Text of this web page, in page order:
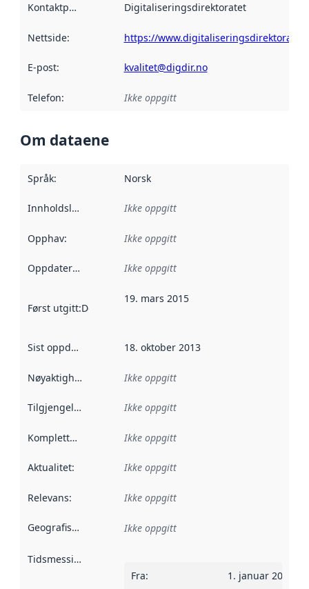
Kontaktpunkt Digitaliseringsdirektoratet
Nettside: https://
E-post: kvalitet@digdir.no
Telefon: Ikke oppgitt
Om dataene
Språk: Norsk
Innholdsleverandører :
Ikke oppgitt
Opphav: Ikke oppgitt
Oppdateringsfrekvens :
Ikke oppgitt
Først utgitt:Denne datoen sier når dataene i dette
19. mars 2015
Sist oppdatert 18. oktober 2013
Nøyaktighet Ikke oppgitt
Tilgjengelighet Ikke oppgitt
Kompletthet Ikke oppgitt
Aktualitet: Ikke oppgitt
Relevans: Ikke oppgitt
Geografisk avgrensning :
Ikke oppgitt
Tidsmessig avgrensning
Fra: 1. januar 2013